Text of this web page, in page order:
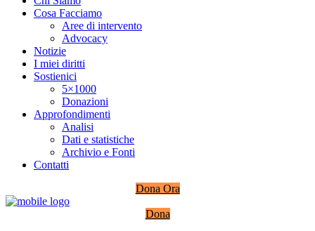
Cosa Facciamo
Aree di intervento
Advocacy
Notizie
I miei diritti
Sostienici
5×1000
Donazioni
Approfondimenti
Analisi
Dati e statistiche
Archivio e Fonti
Contatti
Dona Ora
Dona